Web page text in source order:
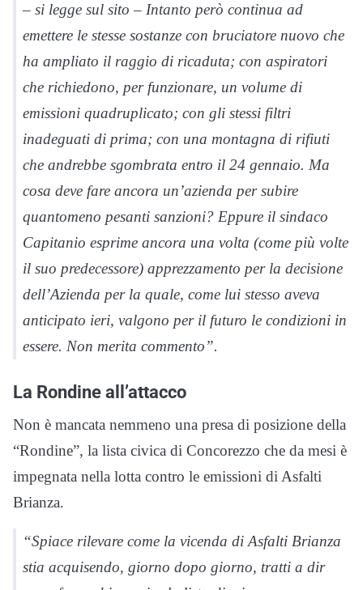
– si legge sul sito – Intanto però continua ad
emettere le stesse sostanze con bruciatore nuovo che
ha ampliato il raggio di ricaduta; con aspiratori
che richiedono, per funzionare, un volume di
emissioni quadruplicato; con gli stessi filtri
inadeguati di prima; con una montagna di rifiuti
che andrebbe sgombrata entro il 24 gennaio. Ma
cosa deve fare ancora un’azienda per subire
quantomeno pesanti sanzioni? Eppure il sindaco
Capitanio esprime ancora una volta (come più volte
il suo predecessore) apprezzamento per la decisione
dell’Azienda per la quale, come lui stesso aveva
anticipato ieri, valgono per il futuro le condizioni in
essere. Non merita commento”.
La Rondine all’attacco
Non è mancata nemmeno una presa di posizione della
“Rondine”, la lista civica di Concorezzo che da mesi è
impegnata nella lotta contro le emissioni di Asfalti
Brianza.
“Spiace rilevare come la vicenda di Asfalti Brianza
stia acquisendo, giorno dopo giorno, tratti a dir